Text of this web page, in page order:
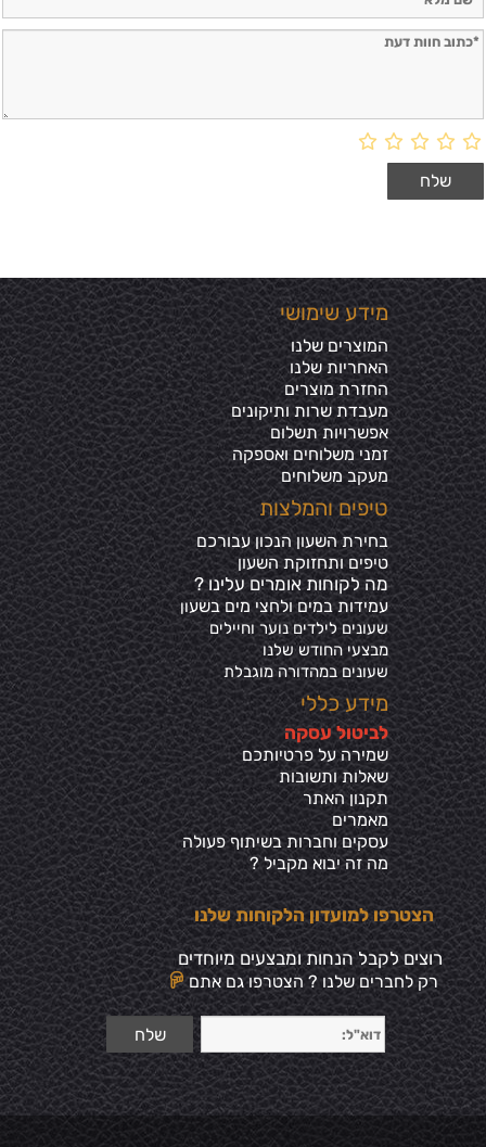
מידע שימושי
המוצרים שלנו
האחריות שלנו
החזרת מוצרים
מעבדת שרות ותיקונים
אפשרויות תשלום
זמני משלוחים ואספקה
מעקב משלוחים
טיפים והמלצות
בחירת השעון הנכון עבורכם
טיפים ותחזוקת השעון
מה לקוחות אומרים עלינו ?
עמידות במים ולחצי מים בשעון
שעונים לילדים נוער וחיילים
מבצעי החודש שלנו
שעונים במהדורה מוגבלת
מידע כללי
לביטול עסקה
שמירה על פרטיותכם
שאלות ותשובות
תקנון האתר
מאמרים
עסקים וחברות בשיתוף פעולה
מה זה יבוא מקביל ?
הצטרפו למועדון הלקוחות שלנו
רוצים לקבל הנחות ומבצעים מיוחדים
רק לחברים שלנו ? הצטרפו גם אתם